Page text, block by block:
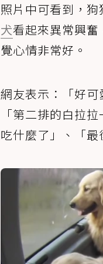
照片中可看到，
犬看起來異常興
覺心情非常好。
網友表示：「好
「第二排的白拉
吃什麼了」、「